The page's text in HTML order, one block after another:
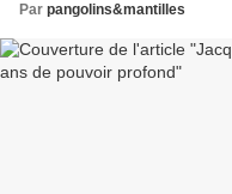
Par pangolins&mantilles